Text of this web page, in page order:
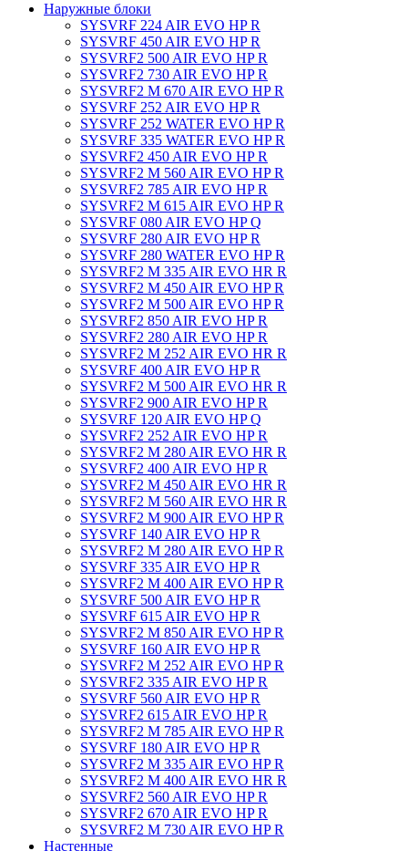
Наружные блоки
SYSVRF 224 AIR EVO HP R
SYSVRF 450 AIR EVO HP R
SYSVRF2 500 AIR EVO HP R
SYSVRF2 730 AIR EVO HP R
SYSVRF2 M 670 AIR EVO HP R
SYSVRF 252 AIR EVO HP R
SYSVRF 252 WATER EVO HP R
SYSVRF 335 WATER EVO HP R
SYSVRF2 450 AIR EVO HP R
SYSVRF2 M 560 AIR EVO HP R
SYSVRF2 785 AIR EVO HP R
SYSVRF2 M 615 AIR EVO HP R
SYSVRF 080 AIR EVO HP Q
SYSVRF 280 AIR EVO HP R
SYSVRF 280 WATER EVO HP R
SYSVRF2 M 335 AIR EVO HR R
SYSVRF2 M 450 AIR EVO HP R
SYSVRF2 M 500 AIR EVO HP R
SYSVRF2 850 AIR EVO HP R
SYSVRF2 280 AIR EVO HP R
SYSVRF2 M 252 AIR EVO HR R
SYSVRF 400 AIR EVO HP R
SYSVRF2 M 500 AIR EVO HR R
SYSVRF2 900 AIR EVO HP R
SYSVRF 120 AIR EVO HP Q
SYSVRF2 252 AIR EVO HP R
SYSVRF2 M 280 AIR EVO HR R
SYSVRF2 400 AIR EVO HP R
SYSVRF2 M 450 AIR EVO HR R
SYSVRF2 M 560 AIR EVO HR R
SYSVRF2 M 900 AIR EVO HP R
SYSVRF 140 AIR EVO HP R
SYSVRF2 M 280 AIR EVO HP R
SYSVRF 335 AIR EVO HP R
SYSVRF2 M 400 AIR EVO HP R
SYSVRF 500 AIR EVO HP R
SYSVRF 615 AIR EVO HP R
SYSVRF2 M 850 AIR EVO HP R
SYSVRF 160 AIR EVO HP R
SYSVRF2 M 252 AIR EVO HP R
SYSVRF2 335 AIR EVO HP R
SYSVRF 560 AIR EVO HP R
SYSVRF2 615 AIR EVO HP R
SYSVRF2 M 785 AIR EVO HP R
SYSVRF 180 AIR EVO HP R
SYSVRF2 M 335 AIR EVO HP R
SYSVRF2 M 400 AIR EVO HR R
SYSVRF2 560 AIR EVO HP R
SYSVRF2 670 AIR EVO HP R
SYSVRF2 M 730 AIR EVO HP R
Настенные